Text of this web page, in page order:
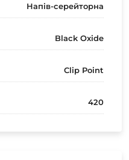
Напів-серейторна
Black Oxide
Clip Point
420